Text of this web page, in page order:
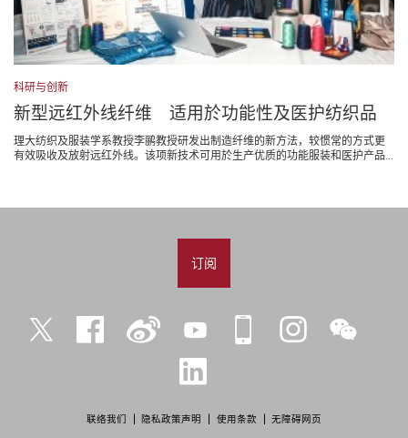
科研与创新
新型远红外线纤维 适用於功能性及医护纺织品
理大纺织及服装学系教授李鹂教授研发出制造纤维的新方法，较惯常的方式更
有效吸收及放射远红外线。该项新技术可用於生产优质的功能服装和医护产品...
联络我们 隐私政策声明 使用条款 无障碍网页
订阅
Twitter Facebook 微
YouTube iPolyU Instagram微